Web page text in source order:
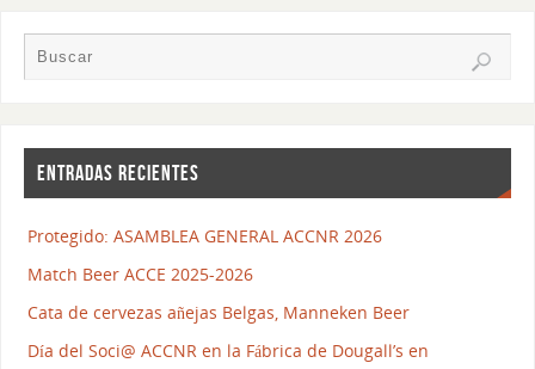
ENTRADAS RECIENTES
Protegido: ASAMBLEA GENERAL ACCNR 2026
Match Beer ACCE 2025-2026
Cata de cervezas añejas Belgas, Manneken Beer
Día del Soci@ ACCNR en la Fábrica de Dougall’s en